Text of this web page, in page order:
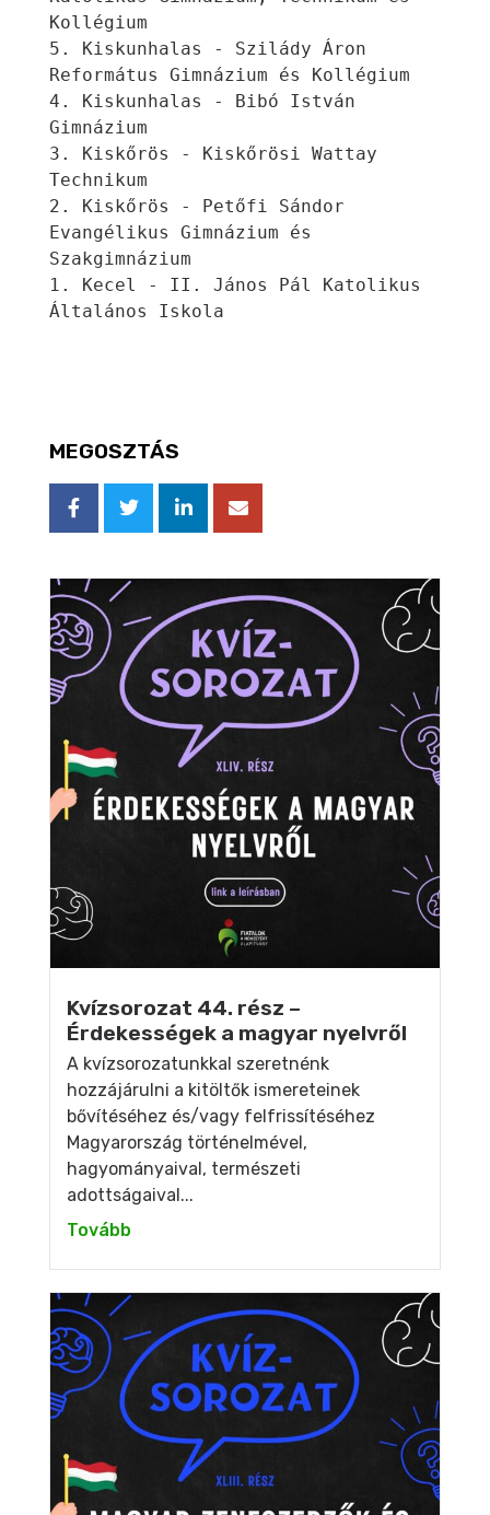
Kollégium
5. Kiskunhalas - Szilády Áron
Református Gimnázium és Kollégium
4. Kiskunhalas - Bibó István
Gimnázium
3. Kiskőrös - Kiskőrösi Wattay
Technikum
2. Kiskőrös - Petőfi Sándor
Evangélikus Gimnázium és
Szakgimnázium
1. Kecel - II. János Pál Katolikus
Általános Iskola
MEGOSZTÁS
Kvízsorozat 44. rész –
Érdekességek a magyar nyelvről
A kvízsorozatunkkal szeretnénk
hozzájárulni a kitöltők ismereteinek
bővítéséhez és/vagy felfrissítéséhez
Magyarország történelmével,
hagyományaival, természeti
adottságaival...
Tovább